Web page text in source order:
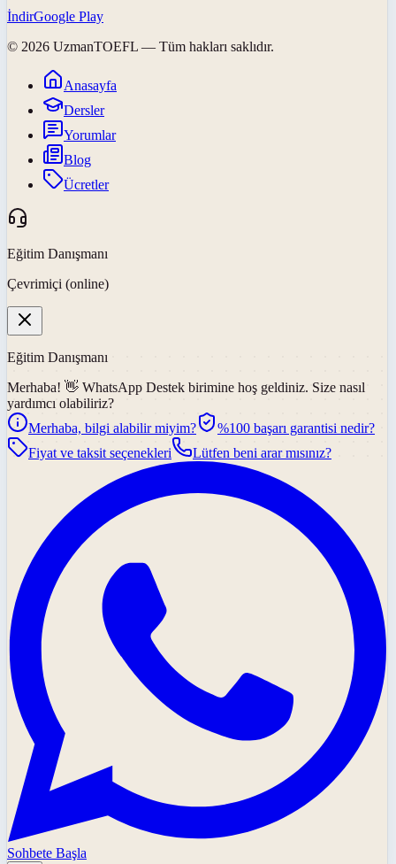
İndirGoogle Play
© 2026 UzmanTOEFL — Tüm hakları saklıdır.
Anasayfa
Dersler
Yorumlar
Blog
Ücretler
Eğitim Danışmanı
Çevrimiçi (online)
Eğitim Danışmanı
Merhaba! 👋 WhatsApp Destek birimine hoş geldiniz. Size nasıl
yardımcı olabiliriz?
Merhaba, bilgi alabilir miyim?
%100 başarı garantisi nedir?
Fiyat ve taksit seçenekleri
Lütfen beni arar mısınız?
Sohbete Başla